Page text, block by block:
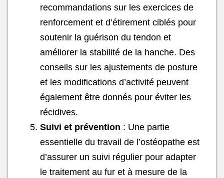
recommandations sur les exercices de
renforcement et d’étirement ciblés pour
soutenir la guérison du tendon et
améliorer la stabilité de la hanche. Des
conseils sur les ajustements de posture
et les modifications d’activité peuvent
également être donnés pour éviter les
récidives.
Suivi et prévention : Une partie
essentielle du travail de l’ostéopathe est
d’assurer un suivi régulier pour adapter
le traitement au fur et à mesure de la